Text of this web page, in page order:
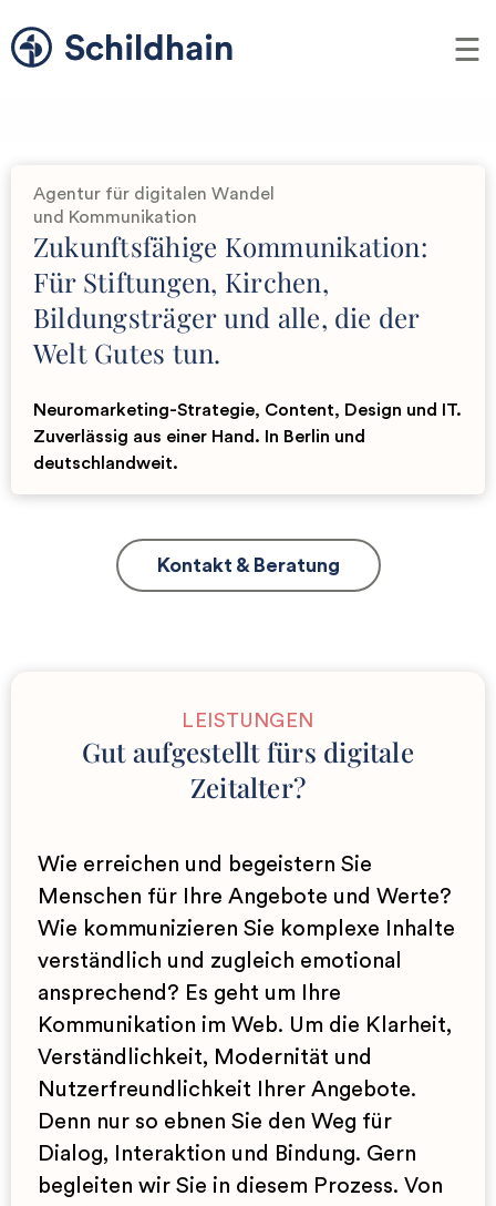
Schildhain –
Agentur für digitalen Wandel
und Kommunikation
Zukunftsfähige Kommunikation:
Für Stiftungen, Kirchen,
Bildungsträger und alle, die der
Welt Gutes tun.
Neuromarketing-Strategie, Content, Design und IT.
Zuverlässig aus einer Hand. In Berlin und
deutschlandweit.
Kontakt & Beratung
LEISTUNGEN
Gut aufgestellt fürs digitale
Zeitalter?
Wie erreichen und begeistern Sie
Menschen für Ihre Angebote und Werte?
Wie kommunizieren Sie komplexe Inhalte
verständlich und zugleich emotional
ansprechend? Es geht um Ihre
Kommunikation im Web. Um die Klarheit,
Verständlichkeit, Modernität und
Nutzerfreundlichkeit Ihrer Angebote.
Denn nur so ebnen Sie den Weg für
Dialog, Interaktion und Bindung. Gern
begleiten wir Sie in diesem Prozess. Von
Strategische und inhaltliche Analyse von
Websites, Kommunikationsmitteln und
Frameworks
Positionierungsstrategie mit
Neuromarketing‐Modellen
Contentstrategien